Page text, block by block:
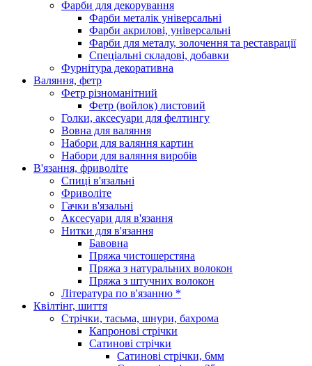
Фарби для декорування
Фарби металік універсальні
Фарби акрилові, універсальні
Фарби для металу, золочення та реставрації
Спеціальні складові, добавки
Фурнітура декоративна
Валяння, фетр
Фетр різноманітний
Фетр (войлок) листовий
Голки, аксесуари для фелтингу
Вовна для валяння
Набори для валяння картин
Набори для валяння виробів
В'язання, фриволіте
Спиці в'язальні
Фриволіте
Гачки в'язальні
Аксесуари для в'язання
Нитки для в'язання
Бавовна
Пряжа чистошерстяна
Пряжа з натуральних волокон
Пряжа з штучних волокон
Література по в'язанню *
Квілтінг, шиття
Стрічки, тасьма, шнури, бахрома
Капронові стрічки
Сатинові стрічки
Сатинові стрічки, 6мм